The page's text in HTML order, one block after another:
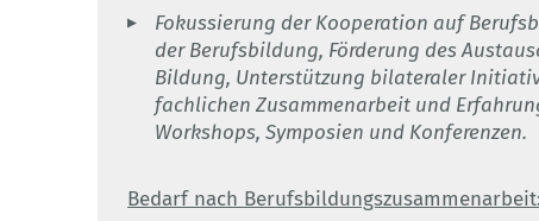
Fokussierung der Kooperation auf
der Berufsbildung, Förderung des
Bildung, Unterstützung bilateraler
fachlichen Zusammenarbeit und
Workshops, Symposien und Konferenzen.
Bedarf nach Berufsbildungszusammenarbeit: